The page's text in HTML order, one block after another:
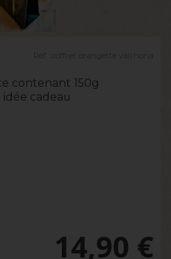
contenant 150g
cadeau
14,90 €